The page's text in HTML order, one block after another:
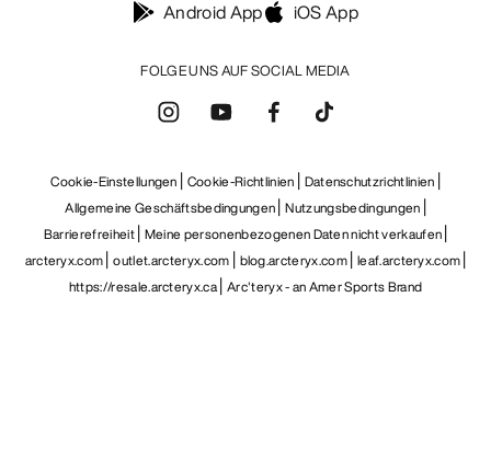
FOLGE UNS AUF SOCIAL MEDIA
Android App iOS App
Cookie-Einstellungen Cookie-Richtlinien Datenschutzrichtlinien
Allgemeine Geschäftsbedingungen Nutzungsbedingungen
Barrierefreiheit Meine personenbezogenen Daten nicht verkaufen
arcteryx.com outlet.arcteryx.com blog.arcteryx.com leaf.arcteryx.com
https://resale.arcteryx.ca Arc'teryx - an Amer Sports Brand